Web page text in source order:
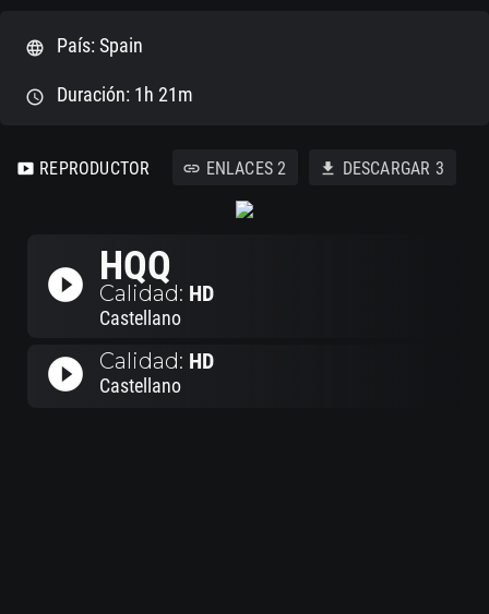
language País: Spain
schedule Duración: 1h 21m
smart_display REPRODUCTOR link ENLACES 2 download DESCARGAR 3
play_circle_filled HQQ
Calidad: HD
Castellano
play_circle_filled Calidad: HD
Castellano